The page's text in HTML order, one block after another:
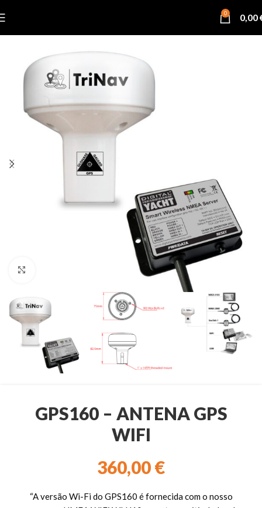
0 0,00
GPS160 – ANTENA GPS
WIFI
360,00€
“A versão Wi-Fi do GPS160 é fornecida com o nosso